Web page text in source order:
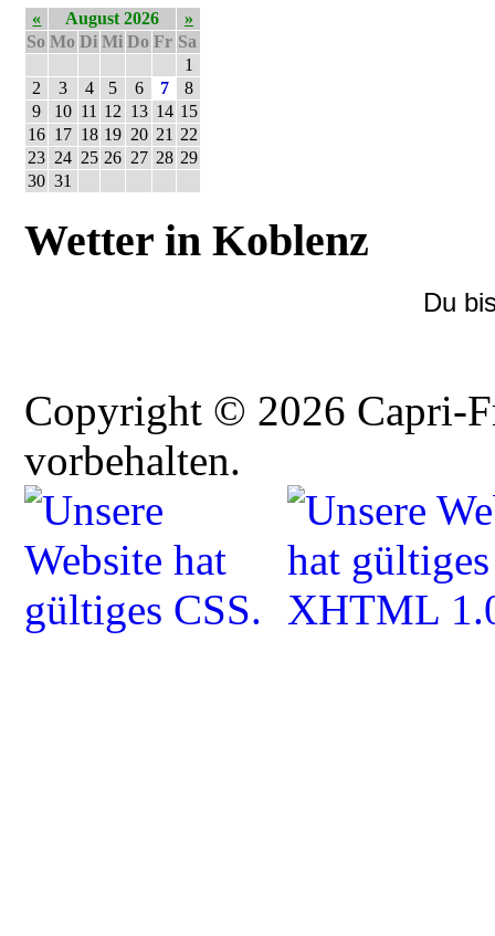
« August 2026
»
So Mo Di Mi Do Fr Sa
1
2
3 4 5 6 7
8
9
10 11 12 13 14 15
16 17 18 19 20 21 22
23 24 25 26 27 28 29
30 31
Wetter in Koblenz
Du
Copyright © 2026 Capri-
vorbehalten.